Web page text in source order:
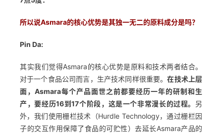
所以说Asmara的核心优势是其独一无二的原料成分是吗？
Pin Da:
其实我们觉得Asmara的核心优势是原料和技术两者结合。
对于一个食品公司而言，生产技术同样很重要。在技术上层
面，Asmara每个产品面世之前都要经历一年的研制和生
产，要经历16到17个阶段，这是一个非常漫长的过程。 另
外，我们使用栅栏技术（Hurdle Technology，通过栅栏因
子的交互作用保障了食品的可贮性）去延长Asmara产品的